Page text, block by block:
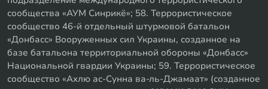
сообщества «АУМ Синрикё»; 58. Террористическое
сообщество 46-й отдельный штурмовой батальон
«Донбасс» Вооруженных сил Украины, созданное на
базе батальона территориальной обороны «Донбасс»
Национальной гвардии Украины; 59. Террористическое
сообщество «Ахлю ас-Сунна ва-ль-Джамаат» (созданное